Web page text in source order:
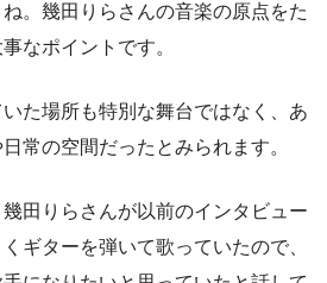
。幾田りらさんの音楽の原点をた
なポイントです。
た場所も特別な舞台ではなく、あ
常の空間だったとみられます。
田りらさんが以前のインタビュー
ギターを弾いて歌っていたので、